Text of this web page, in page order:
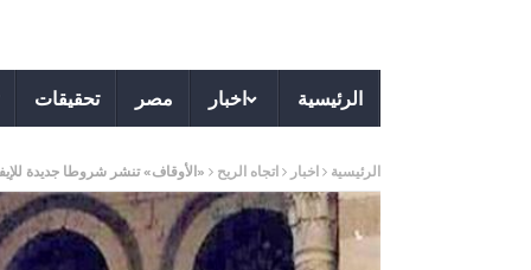
الرئيسية اخبار مصر تحقيقات
الرئيسية اخبار اتجاه الريح «الأوقاف» تنشر شروطا جديدة